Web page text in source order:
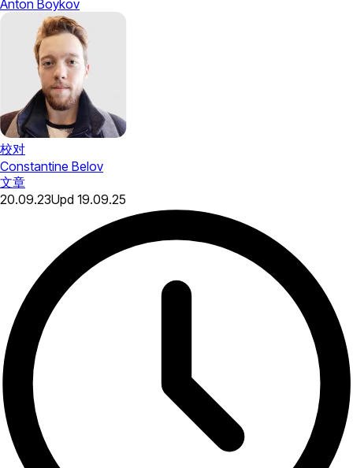
Anton Boykov
校对
Constantine Belov
文章
20.09.23Upd 19.09.25